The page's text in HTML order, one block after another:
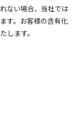
ない場合、当社では
す。お客様の含有化
します。